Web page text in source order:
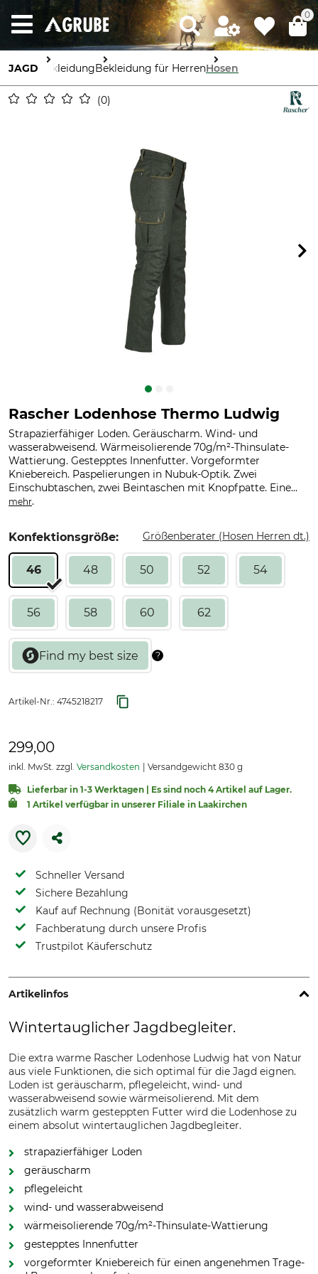
0
JAGD BekleidungBekleidung für HerrenHosen
0
Rascher Lodenhose Thermo Ludwig
Strapazierfähiger Loden. Geräuscharm. Wind- und
wasserabweisend. Wärmeisolierende 70g/m²-Thinsulate-
Wattierung. Gestepptes Innenfutter. Vorgeformter
Kniebereich. Paspelierungen in Nubuk-Optik. Zwei
Einschubtaschen, zwei Beintaschen mit Knopfpatte. Eine...
mehr.
Konfektionsgröße: Größenberater (Hosen Herren dt.)
46 48 50 52 54
56 58 60 62
Artikel-Nr.: 4745218217
299,00
inkl. MwSt. zzgl. Versandkosten Versandgewicht 830 g
Lieferbar in 1-3 Werktagen | Es sind noch 4 Artikel auf Lager.
1 Artikel verfügbar in unserer Filiale in Laakirchen
Schneller Versand
Sichere Bezahlung
Kauf auf Rechnung (Bonität vorausgesetzt)
Fachberatung durch unsere Profis
Trustpilot Käuferschutz
Artikelinfos
Wintertauglicher Jagdbegleiter.
Die extra warme Rascher Lodenhose Ludwig hat von Natur
aus viele Funktionen, die sich optimal für die Jagd eignen.
Loden ist geräuscharm, pflegeleicht, wind- und
wasserabweisend sowie wärmeisolierend. Mit dem
zusätzlich warm gesteppten Futter wird die Lodenhose zu
einem absolut wintertauglichen Jagdbegleiter.
strapazierfähiger Loden
geräuscharm
pflegeleicht
wind- und wasserabweisend
wärmeisolierende 70g/m²-Thinsulate-Wattierung
gestepptes Innenfutter
vorgeformter Kniebereich für einen angenehmen Trage-